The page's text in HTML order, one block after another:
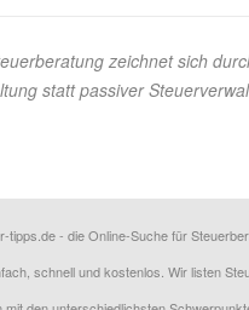
zeichnet sich
statt passiver
tipps.de - die Online-Suche für
schnell und kostenlos. Wir listen